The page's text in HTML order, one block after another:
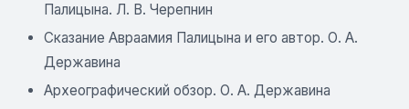
Палицына. Л. В. Черепнин
Сказание Авраамия Палицына и его автор. О. А.
Державина
Археографический обзор. О. А. Державина